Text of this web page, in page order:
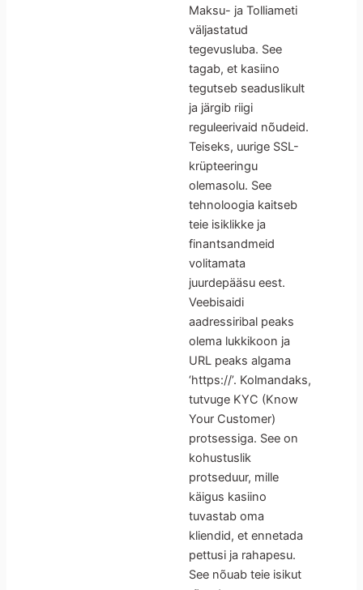
Maksu- ja Tolliameti
väljastatud
tegevusluba. See
tagab, et kasiino
tegutseb seaduslikult
ja järgib riigi
reguleerivaid nõudeid.
Teiseks, uurige SSL-
krüpteeringu
olemasolu. See
tehnoloogia kaitseb
teie isiklikke ja
finantsandmeid
volitamata
juurdepääsu eest.
Veebisaidi
aadressiribal peaks
olema lukkikoon ja
URL peaks algama
‘https://’. Kolmandaks,
tutvuge KYC (Know
Your Customer)
protsessiga. See on
kohustuslik
protseduur, mille
käigus kasiino
tuvastab oma
kliendid, et ennetada
pettusi ja rahapesu.
See nõuab teie isikut